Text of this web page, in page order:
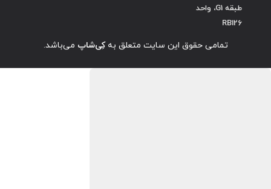
طبقه G1، واحد
RB126
تمامی حقوق این سایت متعلق بهکِی‌شاپ می‌باشد.